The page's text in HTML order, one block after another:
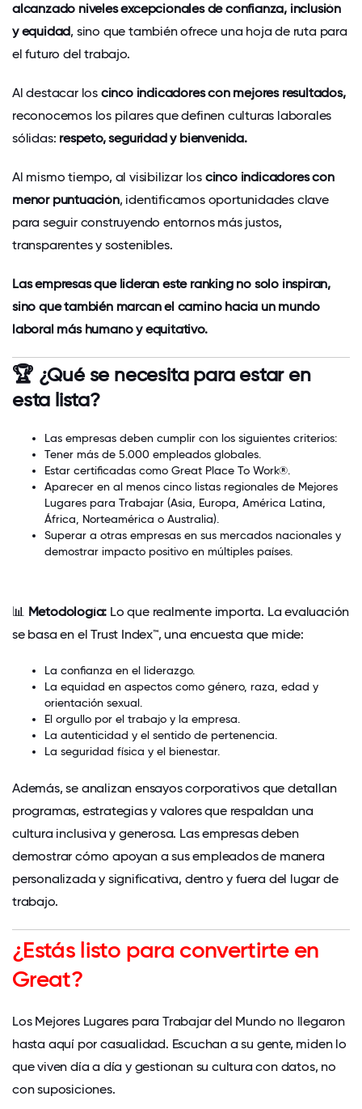
alcanzado niveles excepcionales de confianza, inclusión
y equidad, sino que también ofrece una hoja de ruta para
el futuro del trabajo.
Al destacar los cinco indicadores con mejores resultados,
reconocemos los pilares que definen culturas laborales
sólidas: respeto, seguridad y bienvenida.
Al mismo tiempo, al visibilizar los cinco indicadores con
menor puntuación, identificamos oportunidades clave
para seguir construyendo entornos más justos,
transparentes y sostenibles.
Las empresas que lideran este ranking no solo inspiran,
sino que también marcan el camino hacia un mundo
laboral más humano y equitativo.
🏆 ¿Qué se necesita para estar en
esta lista?
Las empresas deben cumplir con los siguientes criterios:
Tener más de 5.000 empleados globales.
Estar certificadas como Great Place To Work®.
Aparecer en al menos cinco listas regionales de Mejores
Lugares para Trabajar (Asia, Europa, América Latina,
África, Norteamérica o Australia).
Superar a otras empresas en sus mercados nacionales y
demostrar impacto positivo en múltiples países.
📊 Metodología: Lo que realmente importa. La evaluación
se basa en el Trust Index™, una encuesta que mide:
La confianza en el liderazgo.
La equidad en aspectos como género, raza, edad y
orientación sexual.
El orgullo por el trabajo y la empresa.
La autenticidad y el sentido de pertenencia.
La seguridad física y el bienestar.
Además, se analizan ensayos corporativos que detallan
programas, estrategias y valores que respaldan una
cultura inclusiva y generosa. Las empresas deben
demostrar cómo apoyan a sus empleados de manera
personalizada y significativa, dentro y fuera del lugar de
trabajo.
¿Estás listo para convertirte en
Great?
Los Mejores Lugares para Trabajar del Mundo no llegaron
hasta aquí por casualidad. Escuchan a su gente, miden lo
que viven día a día y gestionan su cultura con datos, no
con suposiciones.